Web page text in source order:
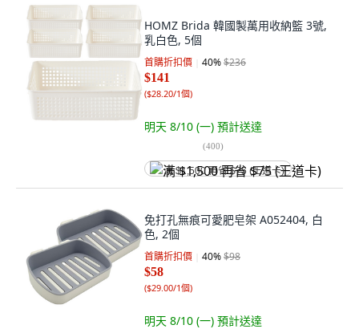
HOMZ Brida 韓國製萬用收納籃 3號,
乳白色, 5個
首購折扣價 40%$236
$141
($28.20/1個)
明天 8/10 (一) 預計送達
(400)
满 $1,500 再省 $75 (王道卡)
免打孔無痕可愛肥皂架 A052404, 白
色, 2個
首購折扣價 40%$98
$58
($29.00/1個)
明天 8/10 (一) 預計送達